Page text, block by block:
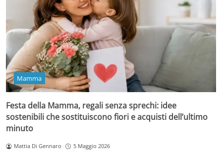
Mamma
Festa della Mamma, regali senza sprechi: idee
sostenibili che sostituiscono fiori e acquisti dell’ultimo
minuto
Mattia Di Gennaro 5 Maggio 2026